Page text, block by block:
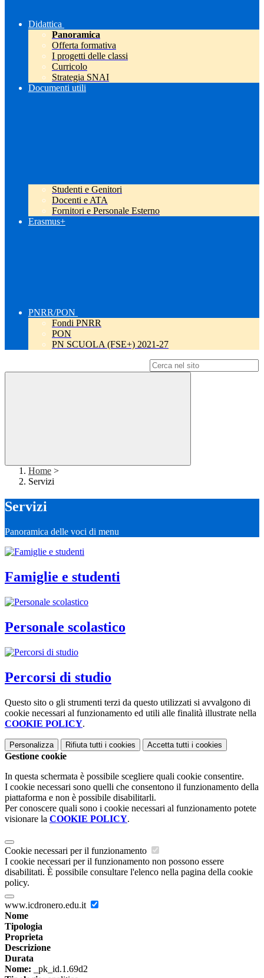
Didattica
Panoramica
Offerta formativa
I progetti delle classi
Curricolo
Strategia SNAI
Documenti utili
Studenti e Genitori
Docenti e ATA
Fornitori e Personale Esterno
Erasmus+
PNRR/PON
Fondi PNRR
PON
PN SCUOLA (FSE+) 2021-27
Home >
Servizi
Servizi
Panoramica delle voci di menu
Famiglie e studenti
Personale scolastico
Percorsi di studio
Questo sito o gli strumenti terzi da questo utilizzati si avvalgono di
cookie necessari al funzionamento ed utili alle finalità illustrate nella
COOKIE POLICY.
Personalizza Rifiuta tutti i cookies Accetta tutti i cookies
Gestione cookie
In questa schermata è possibile scegliere quali cookie consentire.
I cookie necessari sono quelli che consentono il funzionamento della
piattaforma e non è possibile disabilitarli.
Per conoscere quali sono i cookie necessari al funzionamento potete
visionare la COOKIE POLICY.
Cookie necessari per il funzionamento
I cookie necessari per il funzionamento non possono essere
disabilitati. È possibile consultare l'elenco nella pagina della cookie
policy.
www.icdronero.edu.it
Nome
Tipologia
Proprieta
Descrizione
Durata
Nome: _pk_id.1.69d2